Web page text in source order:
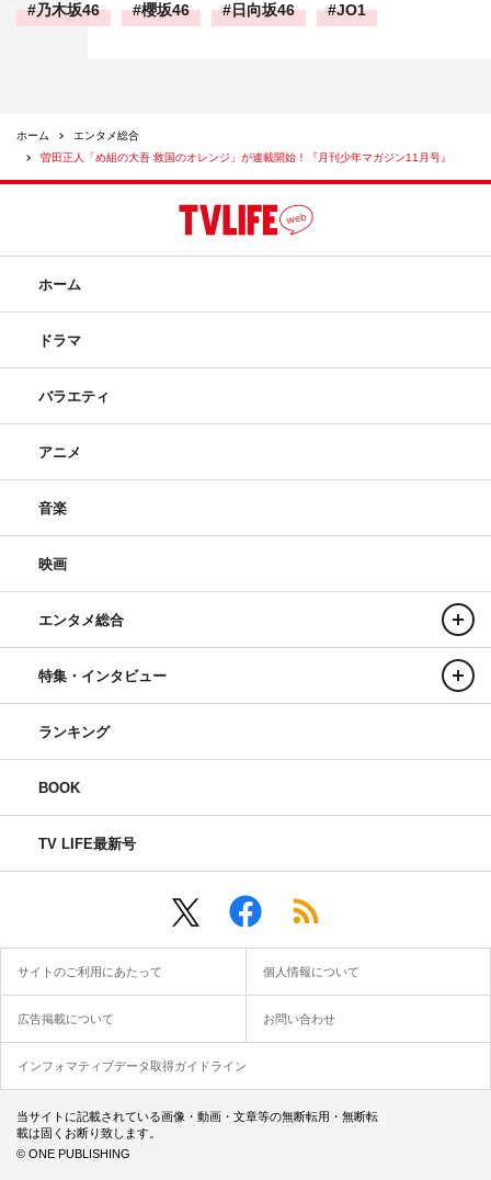
乃木坂46 櫻坂46 日向坂46 JO1
ホーム
エンタメ総合
曽田正人「め組の大吾 救国のオレンジ」が連載開始！『月刊少年マガジン11月号』
ホーム
ドラマ
バラエティ
アニメ
音楽
映画
エンタメ総合
特集・インタビュー
ランキング
BOOK
TV LIFE最新号
サイトのご利用にあたって 個人情報について
広告掲載について お問い合わせ
インフォマティブデータ取得ガイドライン
当サイトに記載されている画像・動画・文章等の無断転用・無断転
載は固くお断り致します。
© ONE PUBLISHING